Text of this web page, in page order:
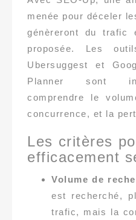
menée pour déceler
génèreront du trafic
proposée. Les
Ubersuggest et
Planner sont
comprendre le
concurrence, et la
Les critères
efficacement
Volume de
est recherché,
trafic, mais la